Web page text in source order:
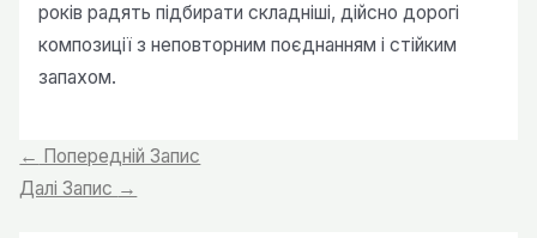
років радять підбирати складніші, дійсно дорогі
композиції з неповторним поєднанням і стійким
запахом.
Навігація
записів
← Попередній Запис
Далі Запис →